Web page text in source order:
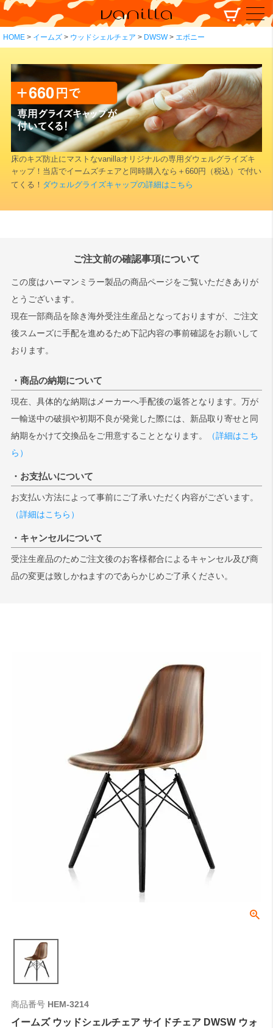
HOME イームズ ウッドシェルチェア DWSW エボニー
床のキズ防止にマストなvanillaオリジナルの専用ダウェルグライズキ
ャップ！当店でイームズチェアと同時購入なら＋660円（税込）で付い
てくる！ ダウェルグライズキャップの詳細はこちら
ご注文前の確認事項について
この度はハーマンミラー製品の商品ページをご覧いただきありが
とうございます。
現在一部商品を除き海外受注生産品となっておりますが、ご注文
後スムーズに手配を進めるため下記内容の事前確認をお願いして
おります。
・商品の納期について
現在、具体的な納期はメーカーへ手配後の返答となります。万が
一輸送中の破損や初期不良が発覚した際には、新品取り寄せと同
納期をかけて交換品をご用意することとなります。
（詳細はこち
ら）
・お支払いについて
お支払い方法によって事前にご了承いただく内容がございます。
（詳細はこちら）
・キャンセルについて
受注生産品のためご注文後のお客様都合によるキャンセル及び商
品の変更は致しかねますのであらかじめご了承ください。
商品番号 HEM-3214
イームズ ウッドシェルチェア サイドチェア DWSW ウォ